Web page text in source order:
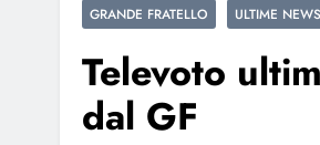
GRANDE FRATELLO ULTIME NEWS
Televoto
dal GF